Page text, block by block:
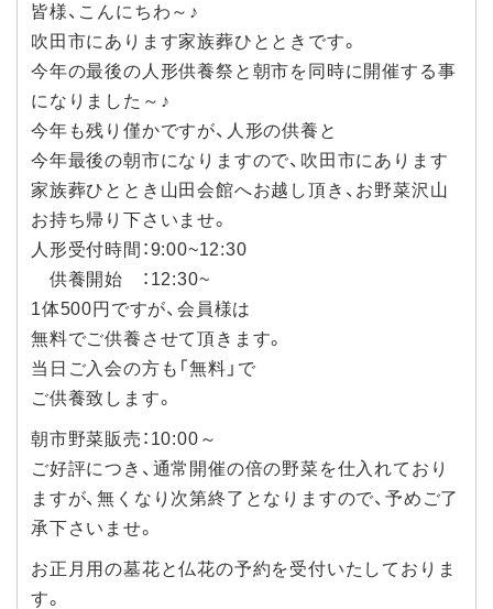
皆様、こんにちわ～♪
吹田市にあります家族葬ひとときです。
今年の最後の人形供養祭と朝市を同時に開催する事
になりました～♪
今年も残り僅かですが、人形の供養と
今年最後の朝市になりますので、吹田市にあります
家族葬ひととき山田会館へお越し頂き、お野菜沢山
お持ち帰り下さいませ。
人形受付時間：9:00~12:30
供養開始 ：12:30~
1体500円ですが、会員様は
無料でご供養させて頂きます。
当日ご入会の方も「無料」で
ご供養致します。
朝市野菜販売：10:00～
ご好評につき、通常開催の倍の野菜を仕入れており
ますが、無くなり次第終了となりますので、予めご了
承下さいませ。
お正月用の墓花と仏花の予約を受付いたしておりま
す。